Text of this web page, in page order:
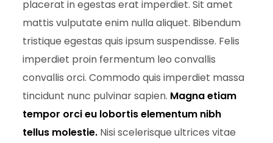
placerat in egestas erat imperdiet. Sit amet
mattis vulputate enim nulla aliquet. Bibendum
tristique egestas quis ipsum suspendisse. Felis
imperdiet proin fermentum leo convallis
convallis orci. Commodo quis imperdiet massa
tincidunt nunc pulvinar sapien. Magna etiam
tempor orci eu lobortis elementum nibh
tellus molestie. Nisi scelerisque ultrices vitae